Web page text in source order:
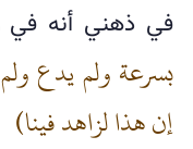
في ذهني أنه في
بسرعة ولم يدع
إن هذا لزاهد فينا)